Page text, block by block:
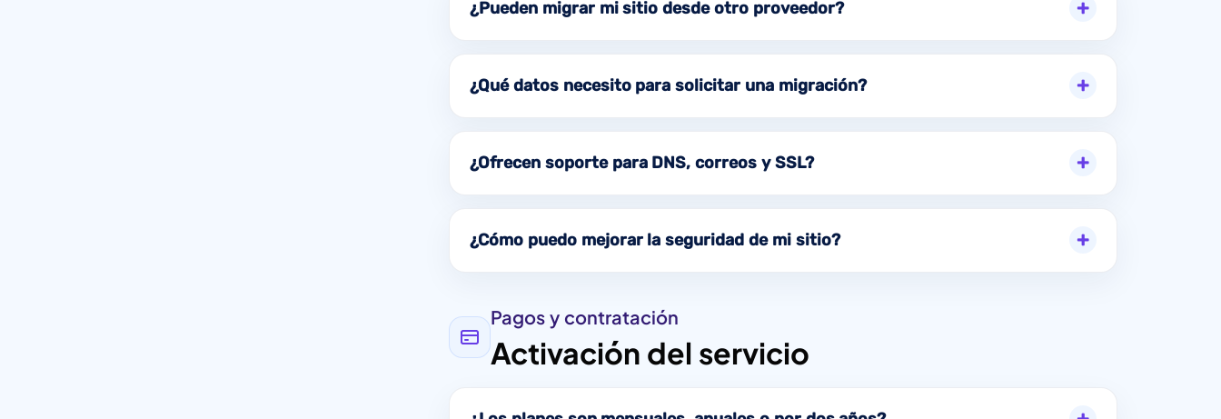
¿Pueden migrar mi sitio desde otro proveedor?
¿Qué datos necesito para solicitar una migración?
¿Ofrecen soporte para DNS, correos y SSL?
¿Cómo puedo mejorar la seguridad de mi sitio?
Pagos y contratación
Activación del servicio